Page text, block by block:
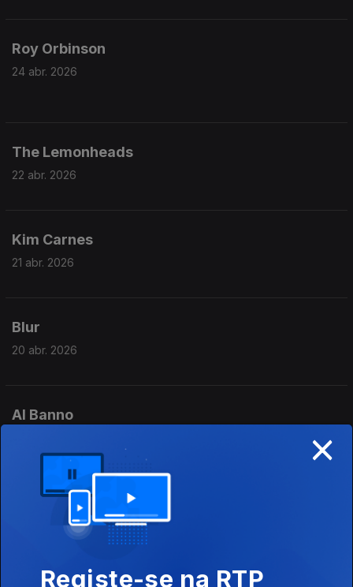
Roy Orbinson
24 abr. 2026
The Lemonheads
22 abr. 2026
Kim Carnes
21 abr. 2026
Blur
20 abr. 2026
Al Banno
George Michael
16 abr. 2026
×
Registe-se na RTP